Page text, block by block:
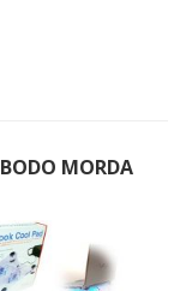
MORDA